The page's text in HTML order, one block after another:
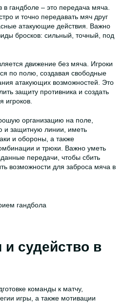
гандболе – это передача мяча.
и точно передавать мяч друг
атакующие действия. Важно
бросков: сильный, точный, под
движение без мяча. Игроки
по полю, создавая свободные
атакующих возможностей. Это
защиту противника и создать
игроков.
организацию на поле,
и защитную линии, иметь
и обороны, а также
и трюки. Важно уметь
передачи, чтобы сбить
возможности для заброса мяча в
и судейство в
команды к матчу,
игры, а также мотивации